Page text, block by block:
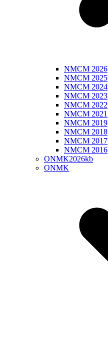
NMCM 2026
NMCM 2025
NMCM 2024
NMCM 2023
NMCM 2022
NMCM 2021
NMCM 2019
NMCM 2018
NMCM 2017
NMCM 2016
ONMK2026kb
ONMK